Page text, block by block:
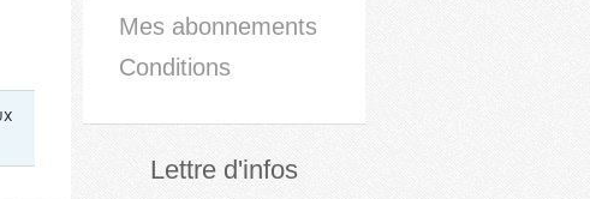
Mes abonnements
Conditions
Lettre d'infos